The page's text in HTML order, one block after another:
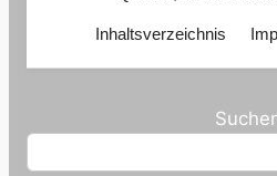
Inhaltsverzeichnis